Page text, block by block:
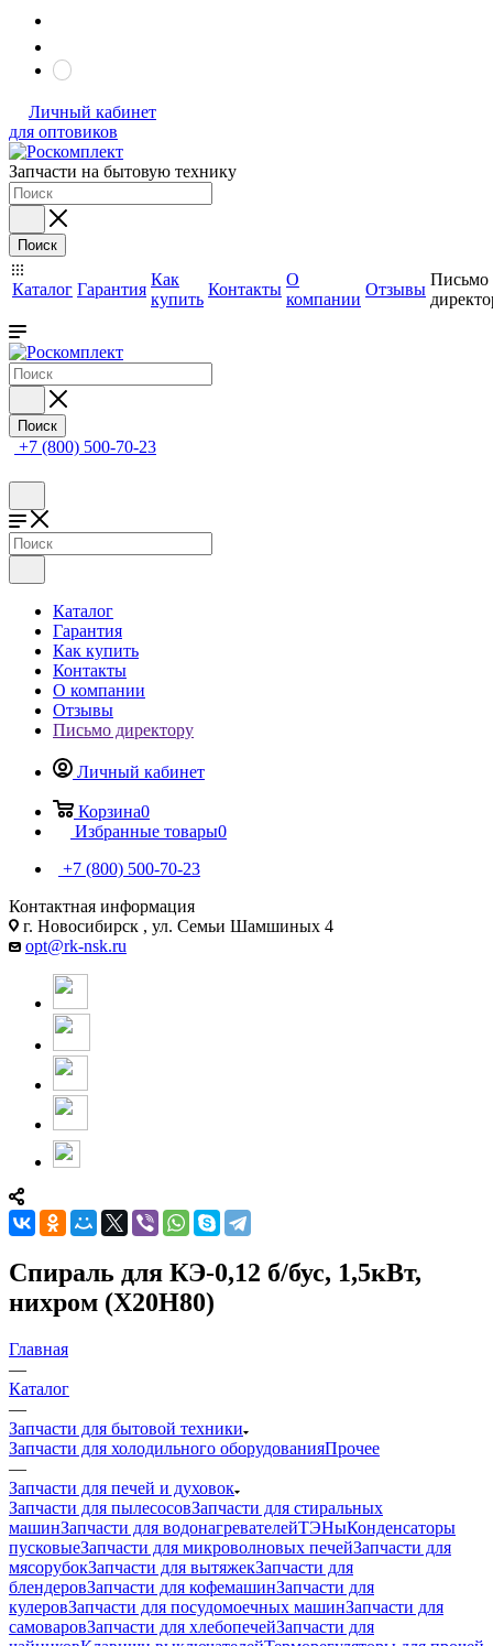
Личный кабинет
для оптовиков
Запчасти на бытовую технику
Поиск
Каталог Гарантия
Как
купить
Контакты
О
компании
Отзывы
Письмо
Поиск
+7 (800) 500-70-23
Каталог
Гарантия
Как купить
Контакты
О компании
Отзывы
Письмо директору
Личный кабинет
Корзина0
Избранные товары0
+7 (800) 500-70-23
Контактная информация
г. Новосибирск , ул. Семьи Шамшиных 4
opt@rk-nsk.ru
Спираль для КЭ-0,12 б/бус, 1,5кВт,
нихром (Х20Н80)
Главная
—
Каталог
—
Запчасти для бытовой техники
Запчасти для холодильного оборудованияПрочее
—
Запчасти для печей и духовок
Запчасти для пылесосовЗапчасти для стиральных
машинЗапчасти для водонагревателейТЭНыКонденсаторы
пусковыеЗапчасти для микроволновых печейЗапчасти для
мясорубокЗапчасти для вытяжекЗапчасти для
блендеровЗапчасти для кофемашинЗапчасти для
кулеровЗапчасти для посудомоечных машинЗапчасти для
самоваровЗапчасти для хлебопечейЗапчасти для